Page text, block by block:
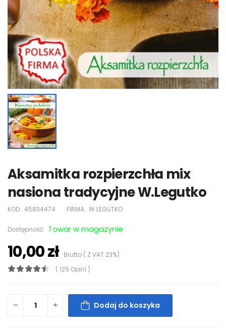
Aksamitka rozpierzchła mix
nasiona tradycyjne W.Legutko
KOD: 45834474 FIRMA: W.LEGUTKO
Dostępność: Towar w magazynie
10,00 złBrutto ( Z VAT 23%)
( 129 Opini )
Dodaj do koszyka